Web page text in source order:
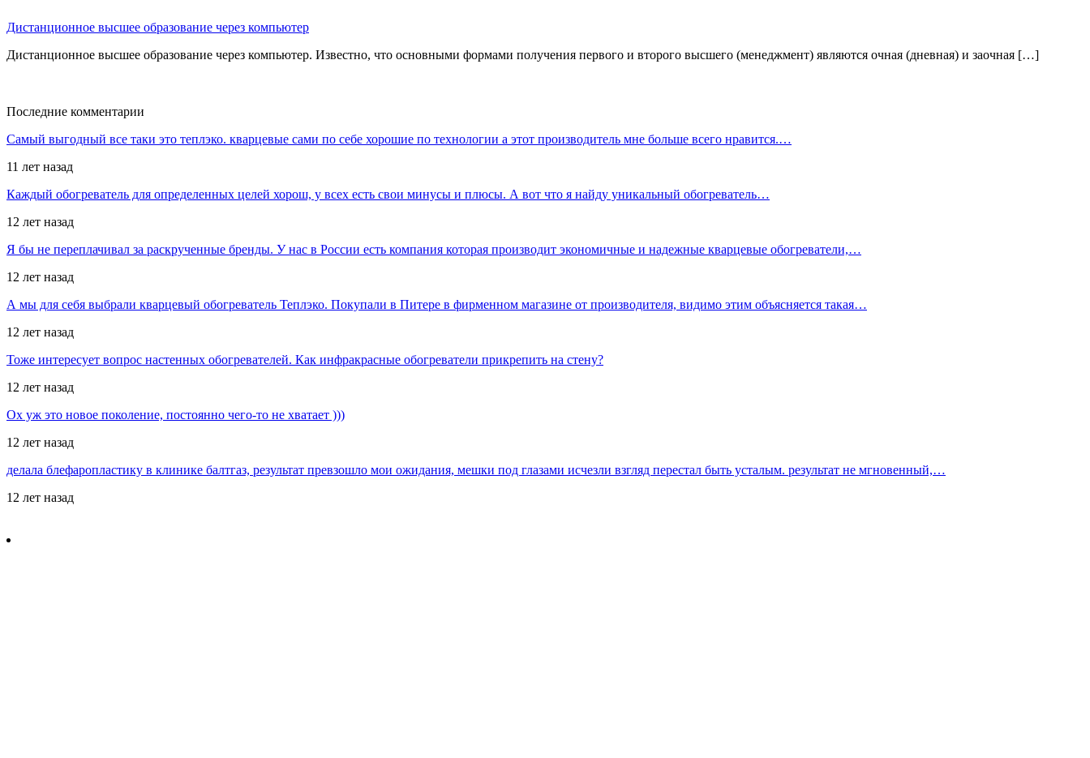
Дистанционное высшее образование через компьютер
Дистанционное высшее образование через компьютер. Известно, что основными формами получения первого и второго высшего (менеджмент) являются очная (дневная) и заочная […]
Последние комментарии
Самый выгодный все таки это теплэко. кварцевые сами по себе хорошие по технологии а этот производитель мне больше всего нравится.…
11 лет назад
Каждый обогреватель для определенных целей хорош, у всех есть свои минусы и плюсы. А вот что я найду уникальный обогреватель…
12 лет назад
Я бы не переплачивал за раскрученные бренды. У нас в России есть компания которая производит экономичные и надежные кварцевые обогреватели,…
12 лет назад
А мы для себя выбрали кварцевый обогреватель Теплэко. Покупали в Питере в фирменном магазине от производителя, видимо этим объясняется такая…
12 лет назад
Тоже интересует вопрос настенных обогревателей. Как инфракрасные обогреватели прикрепить на стену?
12 лет назад
Ох уж это новое поколение, постоянно чего-то не хватает )))
12 лет назад
делала блефаропластику в клинике балтгаз, результат превзошло мои ожидания, мешки под глазами исчезли взгляд перестал быть усталым. результат не мгновенный,…
12 лет назад